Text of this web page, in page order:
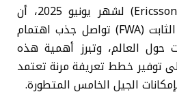
يؤكد تقرير (Ericsson Mobility) لشهر يونيو 2025، أن
تقنية النفاذ اللاسلكي الثابت (FWA) تواصل جذب اهتمام
حول العالم، وتبرز أهمية هذه
توفير خطط تعريفة مرنة تعتمد
الجيل الخامس المتطورة.